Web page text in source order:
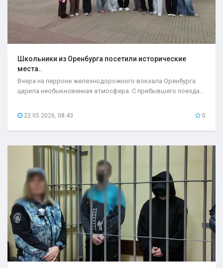
Школьники из Оренбурга посетили исторические
места..
Вчера на перроне железнодорожного вокзала Оренбурга
царила необыкновенная атмосфера. С прибывшего поезда...
22.05.2026, 08:43 0